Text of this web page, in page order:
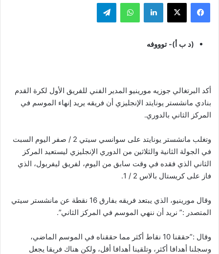
فيسبوك ‫X لينكدإن واتساب تيلقرام
(د ب أ)- توووفه
أكد البرتغالي جوزيه مورينيو المدير الفني للفريق الأول لكرة القدم
بنادي مانشستر يونايتد الإنجليزي أن فريقه يريد إنهاء الموسم في
المركز الثاني بالدوري.
وتغلب مانشستر يونايتد على سوانسي سيتي 2 / صفر اليوم السبت
في الجولة الثانية والثلاثين من الدوري الإنجليزي ليستعيد المركز
الثاني الذي فقده في وقت سابق من اليوم، لفريق ليفربول، الذي
فاز على كريستال بالاس 2 / 1.
وقال مورينيو، الذي يبتعد فريقه بفارق 16 نقطة عن مانشستر سيتي
المتصدر :” نريد أن ننهي الموسم في المركز الثاني”.
وقال :”حققنا 10 نقاط أكثر مما حققناه في الموسم الماضي،
وسجلنا أهدافا أكثر، وتلقينا أهدافا أقل، ولكن هناك فريقا يجعل